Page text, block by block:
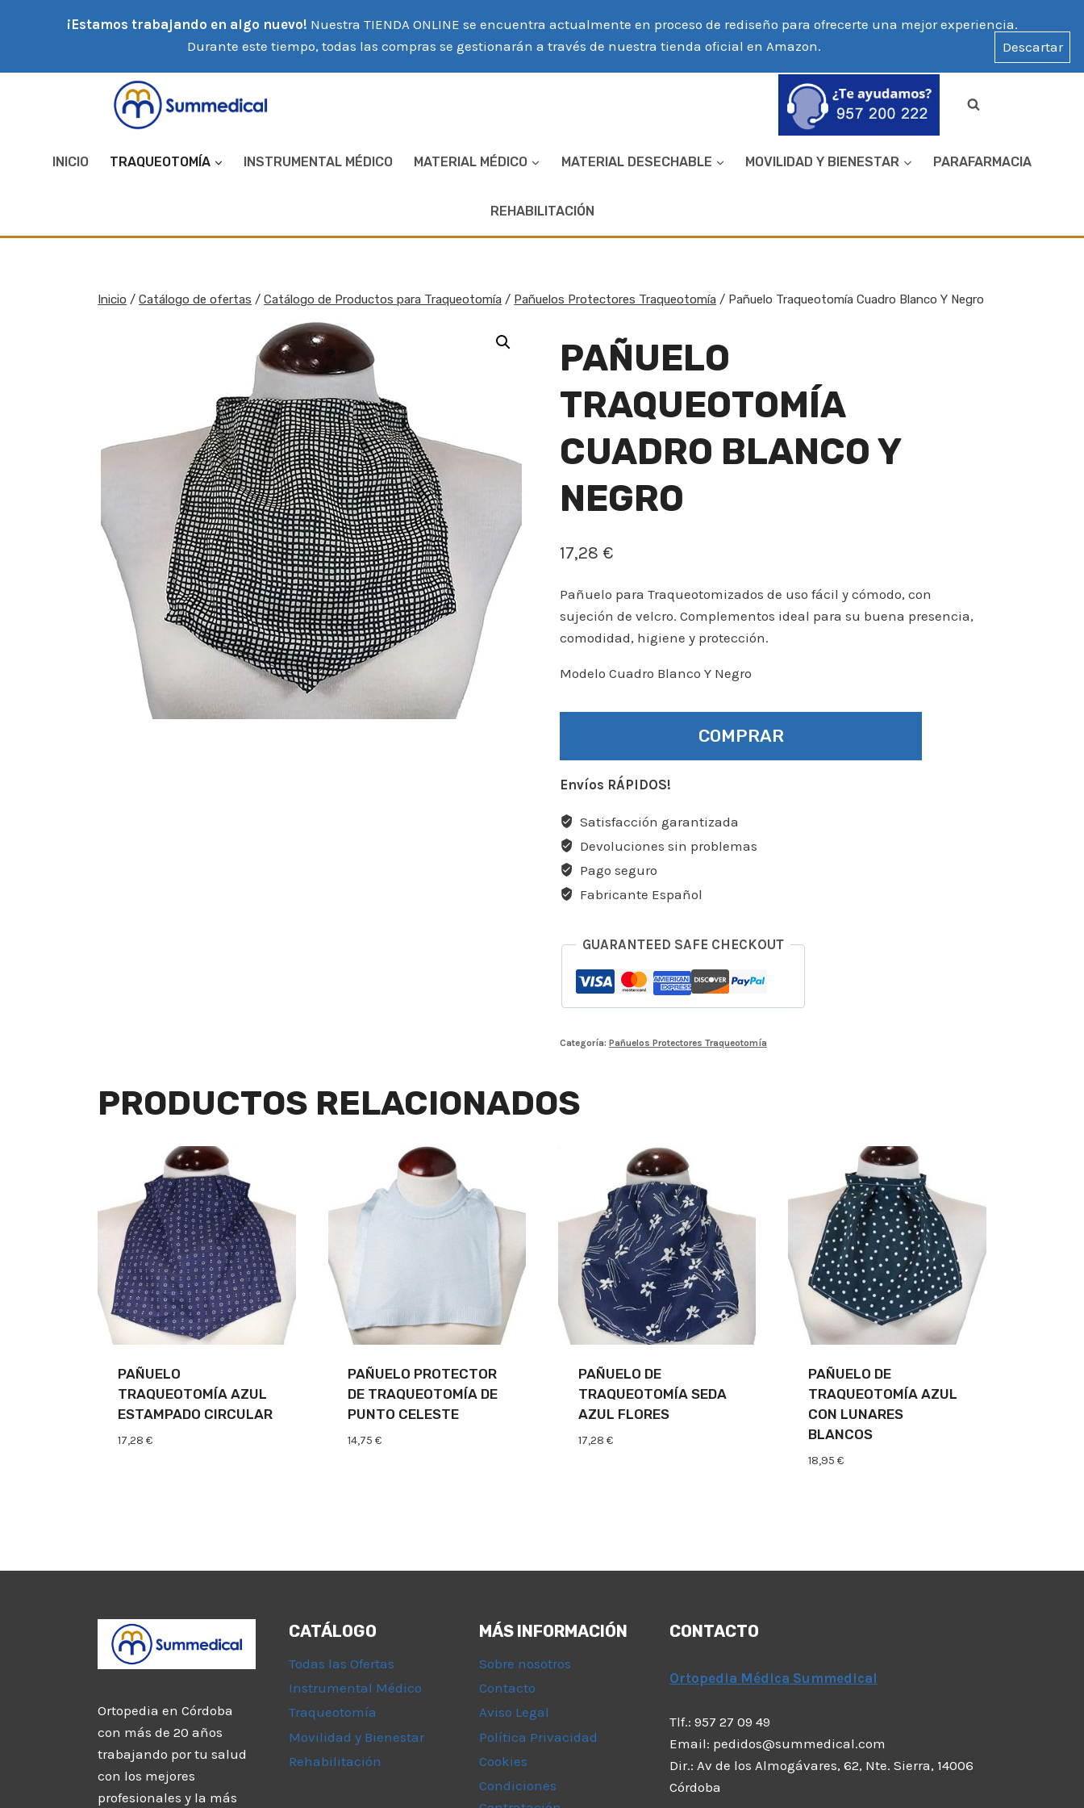
¡Estamos trabajando en algo nuevo! Nuestra TIENDA ONLINE se encuentra actualmente en proceso de rediseño para ofrecerte una mejor experiencia.
Durante este tiempo, todas las compras se gestionarán a través de nuestra tienda oficial en Amazon.
Descartar
INICIO TRAQUEOTOMÍA INSTRUMENTAL MÉDICO MATERIAL MÉDICO MATERIAL DESECHABLE MOVILIDAD Y BIENESTAR PARAFARMACIA
REHABILITACIÓN
Inicio / Catálogo de ofertas / Catálogo de Productos para Traqueotomía / Pañuelos Protectores Traqueotomía / Pañuelo Traqueotomía Cuadro Blanco Y Negro
PAÑUELO
TRAQUEOTOMÍA
CUADRO BLANCO Y
NEGRO
17,28 €
Pañuelo para Traqueotomizados de uso fácil y cómodo, con
sujeción de velcro. Complementos ideal para su buena presencia,
comodidad, higiene y protección.
Modelo Cuadro Blanco Y Negro
COMPRAR
Envíos RÁPIDOS!
Satisfacción garantizada
Devoluciones sin problemas
Pago seguro
Fabricante Español
GUARANTEED SAFE CHECKOUT
Categoría:Pañuelos Protectores Traqueotomía
PRODUCTOS RELACIONADOS
PAÑUELO
TRAQUEOTOMÍA AZUL
ESTAMPADO CIRCULAR
17,28 €
PAÑUELO PROTECTOR
DE TRAQUEOTOMÍA DE
PUNTO CELESTE
14,75€
PAÑUELO DE
TRAQUEOTOMÍA SEDA
AZUL FLORES
17,28 €
PAÑUELO DE
TRAQUEOTOMÍA AZUL
CON LUNARES
BLANCOS
18,95 €
Ortopedia en Córdoba
con más de 20 años
trabajando por tu salud
con los mejores
profesionales y la más
CATÁLOGO
Todas las Ofertas
Instrumental Médico
Traqueotomía
Movilidad y Bienestar
Rehabilitación
MÁS INFORMACIÓN
Sobre nosotros
Contacto
Aviso Legal
Política Privacidad
Cookies
Condiciones
CONTACTO
Ortopedia Médica Summedical
Tlf.: 957 27 09 49
Email: pedidos@summedical.com
Dir.: Av de los Almogávares, 62, Nte. Sierra, 14006
Córdoba